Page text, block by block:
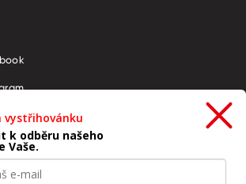
vystřihovánku
k odběru našeho
Vaše.